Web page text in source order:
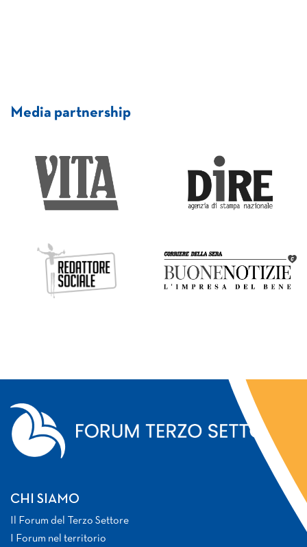
Media partnership
CHI SIAMO
Il Forum del Terzo Settore
I Forum nel territorio